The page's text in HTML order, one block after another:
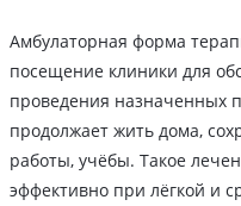
Амбулаторная форма
посещение клиники для
проведения назначенных
продолжает жить дома,
работы, учёбы. Такое
эффективно при лёгкой и